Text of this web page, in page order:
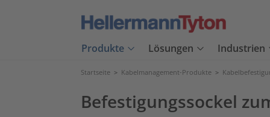
Produkte Lösungen Industrien
Startseite > Kabelmanagement-Produkte >
Befestigungssockel